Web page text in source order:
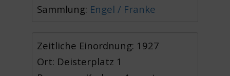
Sammlung: Engel / Franke
Zeitliche Einordnung: 1927
Ort: Deisterplatz 1